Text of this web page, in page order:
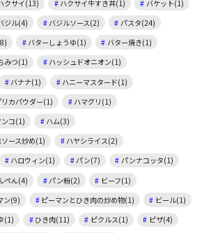
クサイ(13) ハクサイ牛すき丼(1)
バケット(1)
ジル(4) バジルソース(2)
パスタ(24)
バターしょうゆ(1)
バター焼き(1)
みつ(1)
ハッシュドオニオン(1)
バナナ(1)
ハニーマスタード(1)
リカパウダー(1)
ハマグリ(1)
ンコ(1)
ハム(3)
ース炒め(1)
ハヤシライス(2)
ハロウィン(1) パン(7)
パンナコッタ(1)
ぺん(4) パン粉(2)
ビーフ(1)
ン(9) ピーマンとひき肉の炒め物(1)
ビール(1)
(1) ひき肉(11) ピクルス(1)
ピザ(4)